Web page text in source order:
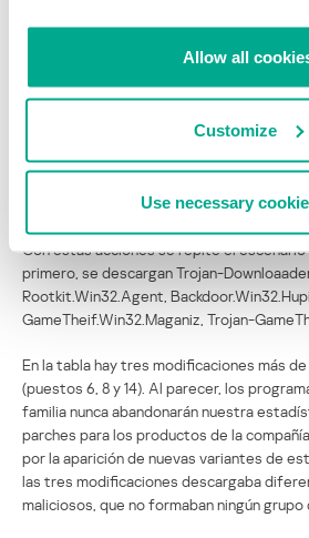
Allow all
Customize
Use necessary
principal desde una URL específica.
de la estadística, porque fue detectado
programa malicioso usa una vieja
2010-0806, que descarga diferentes
ordenador de la víctima.
Con estas acciones se repite el escenario
primero, se descargan Trojan-
Rootkit.Win32.Agent,
GameTheif.Win32.Maganiz, Trojan-
En la tabla hay tres modificaciones más
(puestos 6, 8 y 14). Al parecer, los
familia nunca abandonarán nuestra
parches para los productos de la
por la aparición de nuevas variantes de
las tres modificaciones descargaba
maliciosos, que no formaban ningún grupo